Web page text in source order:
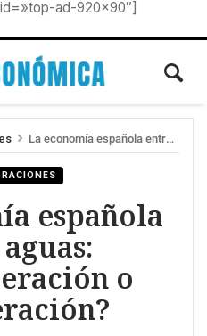
ad-920×90″]
La economía española entre aguas: ¿desaceleración o recuperación?
española
o